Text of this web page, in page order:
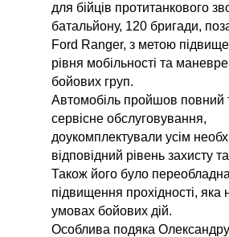
для бійців протитанкового
батальйону, 120 бригади,
Ford Ranger, з метою
рівня мобільності та
бойових груп.
Автомобіль пройшов повний
сервісне обслуговування,
доукомплектували усім
відповідний рівень захисту
Також його було
підвищення прохідності, яка
умовах бойових дій.
Особлива подяка